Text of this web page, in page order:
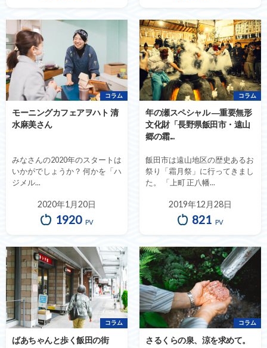
コラム
モーニングカフェアヲハト 清
水麻美さん
みなさんの2020年のスタートは
いかがでしょうか？ 何かを「ハ
ジメル...
2020年1月20日
1920 PV
コラム
年の瀬スペシャル ―重要無形
文化財「長野県飯田市・遠山
郷の霜...
飯田市は遠山地区の歴史あるお
祭り「霜月祭」に行ってきまし
た。 「上町 正八幡...
2019年12月28日
821 PV
コラム
ばあちゃんと歩く飯田の街
コラム
さるくらの泉、涼を求めて。